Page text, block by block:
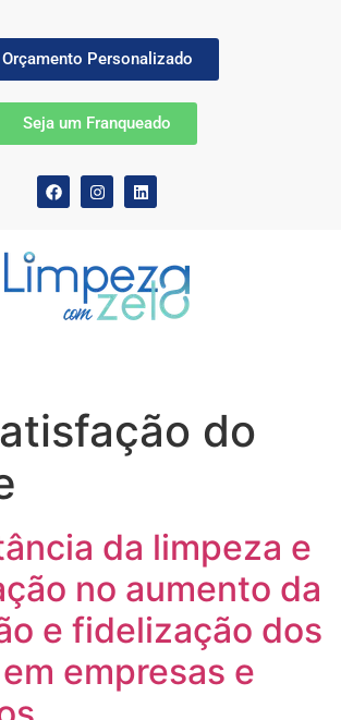
Orçamento Personalizado
Seja um Franqueado
do
da limpeza e
no aumento da
e fidelização dos
empresas e